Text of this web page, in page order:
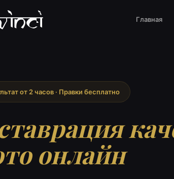
Главная
от 2 часов · Правки бесплатно
онлайн